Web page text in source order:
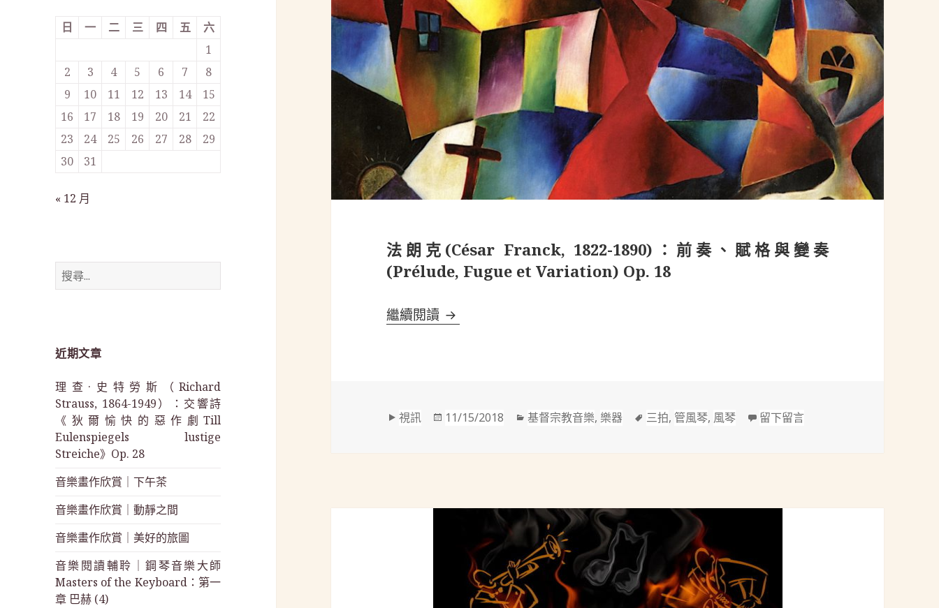
日 一 二 三 四 五
六
1
2
3 4 5 6 7
8
9
10 11 12 13 14
15
16
17 18 19 20 21
22
23
24 25 26 27 28
29
30
31
« 12 月
搜
尋
近期文章
理查·史特勞斯（Richard
Strauss, 1864-1949）：交響詩
《狄爾愉快的惡作劇Till
Eulenspiegels lustige
Streiche》Op. 28
音樂畫作欣賞｜下午茶
音樂畫作欣賞｜動靜之間
音樂畫作欣賞｜美好的旅圖
音樂閱讀輔聆｜鋼琴音樂大師
Masters of the Keyboard：第一
章 巴赫 (4)
法朗克(César Franck, 1822-1890)：前奏、賦格與變奏
(Prélude, Fugue et Variation) Op. 18
繼續閱讀 法朗克(César Franck, 1822-1890)：前奏、賦格與變奏(Prélude, Fugue et
格
視訊
發
11/15/2018
分
基督宗教音樂,樂器
標
三拍, 管風琴, 風琴 留下留言在 法朗克(César Franck,